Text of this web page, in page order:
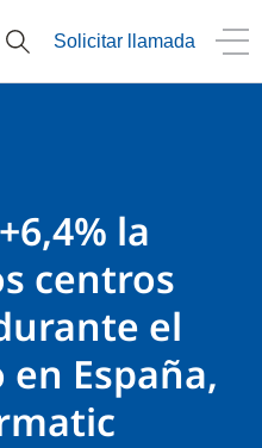
Solicitar llamada
la
centros
el
España,